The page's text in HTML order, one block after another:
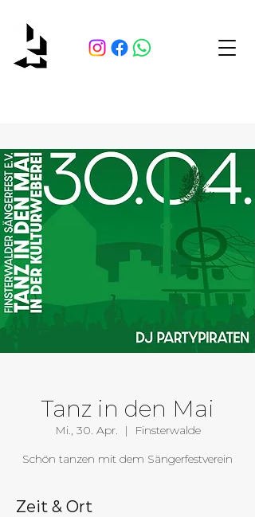
Tanz in den Mai
Mi., 30. Apr.
  |
Finsterwalde
Schön tanzen mit dem Sängerfestverein
Zeit & Ort